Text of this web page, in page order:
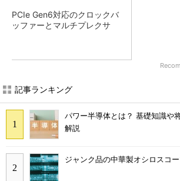
PCIe Gen6対応のクロックバ
ッファーとマルチプレクサ
記事ランキング
パワー半導体とは？ 基礎知識や
解説
ジャンク品の中華製オシロスコー